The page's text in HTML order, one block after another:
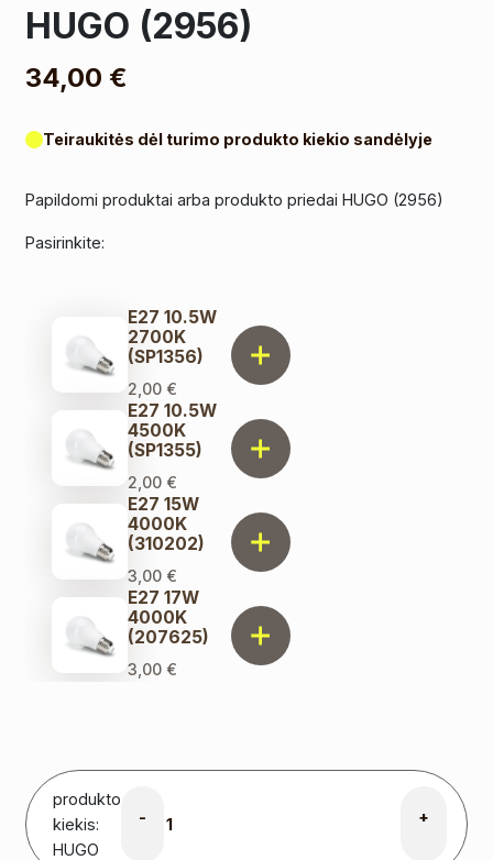
HUGO (2956)
34,00 €
Teiraukitės dėl turimo produkto kiekio sandėlyje
Papildomi produktai arba produkto priedai HUGO (2956)
Pasirinkite:
E27 10.5W
2700K
(SP1356)
2,00 €
E27 10.5W
4500K
(SP1355)
2,00 €
E27 15W
4000K
(310202)
3,00 €
E27 17W
4000K
(207625)
3,00 €
2700K
produkto
kiekis:
HUGO
- +